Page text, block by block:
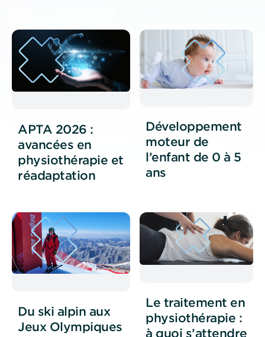
APTA 2026 :
avancées en
physiothérapie et
réadaptation
Développement
moteur de
l’enfant de 0 à 5
ans
Du ski alpin aux
Jeux Olympiques
Le traitement en
physiothérapie :
à quoi s’attendre